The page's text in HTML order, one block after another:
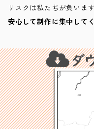
リスクは私たちが負います
安心して制作に集中して